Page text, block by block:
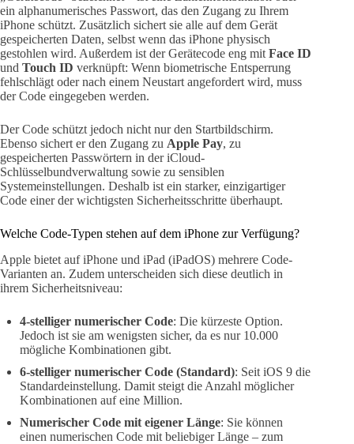
ein alphanumerisches Passwort, das den Zugang zu Ihrem
iPhone schützt. Zusätzlich sichert sie alle auf dem Gerät
gespeicherten Daten, selbst wenn das iPhone physisch
gestohlen wird. Außerdem ist der Gerätecode eng mit Face ID
und Touch ID verknüpft: Wenn biometrische Entsperrung
fehlschlägt oder nach einem Neustart angefordert wird, muss
der Code eingegeben werden.
Der Code schützt jedoch nicht nur den Startbildschirm.
Ebenso sichert er den Zugang zu Apple Pay, zu
gespeicherten Passwörtern in der iCloud-
Schlüsselbundverwaltung sowie zu sensiblen
Systemeinstellungen. Deshalb ist ein starker, einzigartiger
Code einer der wichtigsten Sicherheitsschritte überhaupt.
Welche Code-Typen stehen auf dem iPhone zur Verfügung?
Apple bietet auf iPhone und iPad (iPadOS) mehrere Code-
Varianten an. Zudem unterscheiden sich diese deutlich in
ihrem Sicherheitsniveau:
4-stelliger numerischer Code: Die kürzeste Option.
Jedoch ist sie am wenigsten sicher, da es nur 10.000
mögliche Kombinationen gibt.
6-stelliger numerischer Code (Standard): Seit iOS 9 die
Standardeinstellung. Damit steigt die Anzahl möglicher
Kombinationen auf eine Million.
Numerischer Code mit eigener Länge: Sie können
einen numerischen Code mit beliebiger Länge – zum